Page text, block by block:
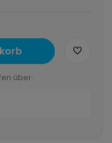
über: